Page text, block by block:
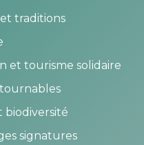
traditions
et tourisme solidaire
biodiversité
signatures